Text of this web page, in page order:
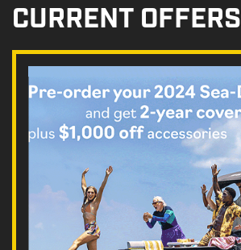
CURRENT OFFERS